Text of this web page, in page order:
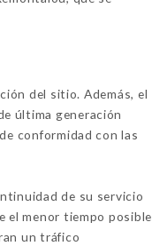
del sitio. Además, el
última generación
conformidad con las
de su servicio
el menor tiempo
un tráfico